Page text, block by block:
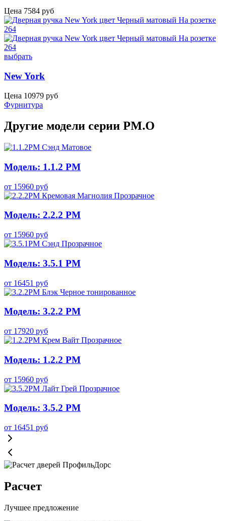
Цена 7584 руб
выбрать
New York
Цена 10979 руб
Фурнитура
Другие модели серии PM.O
Модель: 1.1.2 PM
от 15960 руб
Модель: 2.2.2 PM
от 15960 руб
Модель: 3.5.1 PM
от 16451 руб
Модель: 3.2.2 PM
от 17920 руб
Модель: 1.2.2 PM
от 15960 руб
Модель: 3.5.2 PM
от 16451 руб
Расчет
Лучшее предложение